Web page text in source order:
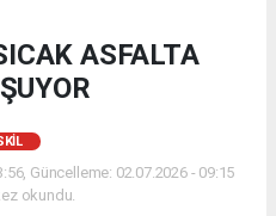
ASFALTA
Güncelleme: 02.07.2026 - 09:15
okundu.